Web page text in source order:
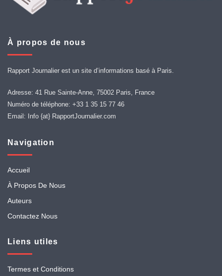
À propos de nous
Rapport Journalier est un site d’informations basé à Paris.
Adresse: 41 Rue Sainte-Anne, 75002 Paris, France
Numéro de téléphone: +33 1 35 15 77 46
Email: Info {at} RapportJournalier.com
Navigation
Accueil
À Propos De Nous
Auteurs
Contactez Nous
Liens utiles
Termes et Conditions